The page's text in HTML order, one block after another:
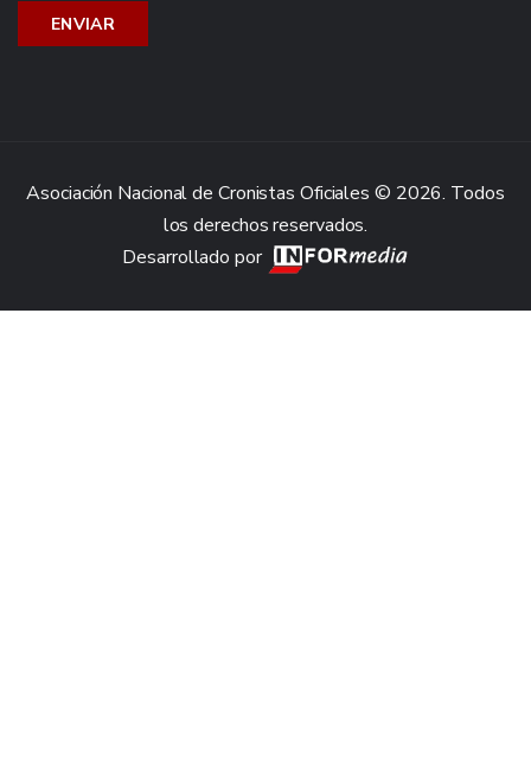
Asociación Nacional de Cronistas Oficiales © 2026. Todos
los derechos reservados.
Desarrollado por